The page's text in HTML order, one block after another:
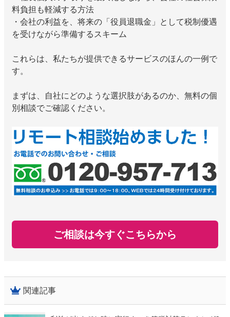
料負担も軽減する方法
・会社の利益を、将来の「役員退職金」として税制優遇
を受けながら準備するスキーム
これらは、私たちが提供できるサービスのほんの一例で
す。
まずは、自社にどのような選択肢があるのか、無料の個
別相談でご確認ください。
ご相談は今すぐこちらから
関連記事